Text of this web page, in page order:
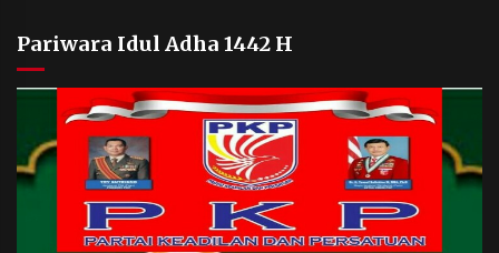
Pariwara Idul Adha 1442 H